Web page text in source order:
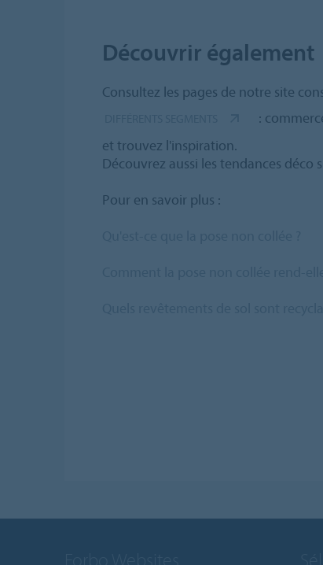
Découvrir également
Consultez les pages de notre site
:
et trouvez l'inspiration.
Découvrez aussi les tendances déco
Pour en savoir plus :